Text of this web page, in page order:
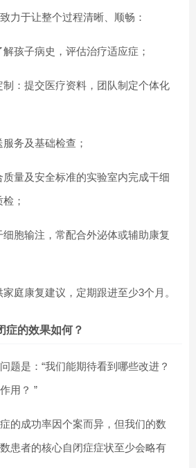
力于让整个过程清晰、顺畅：
孩子病史，评估治疗适应症；
制：提交医疗资料，团队制定个体化
务及基础检查；
量及安全标准的实验室内完成干细
；
胞输注，常配合外泌体或辅助康复
庭康复建议，定期跟进至少3个月。
症的效果如何？
题是：“我们能期待看到哪些改进？
用？ ”
的成功率因个案而异，但我们的数
患者的核心自闭症症状至少会略有